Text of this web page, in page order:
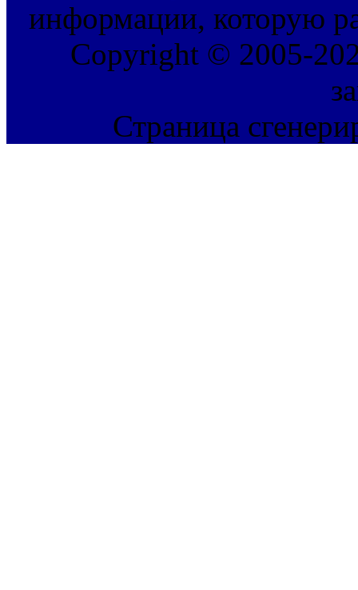
информации, которую
Copyright © 2005-
Страница